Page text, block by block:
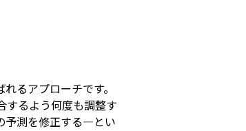
るアプローチです。
するよう何度も調整す
予測を修正する―とい